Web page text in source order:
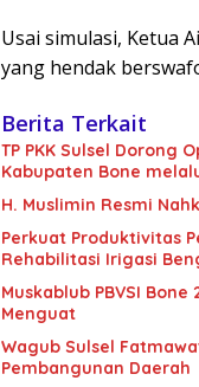
Usai simulasi, Ketua
yang hendak
Berita Terkait
TP PKK Sulsel Dorong
Kabupaten Bone
H. Muslimin Resmi
Perkuat Produktivitas
Rehabilitasi Irigasi
Muskablub PBVSI
Menguat
Wagub Sulsel
Pembangunan Daerah